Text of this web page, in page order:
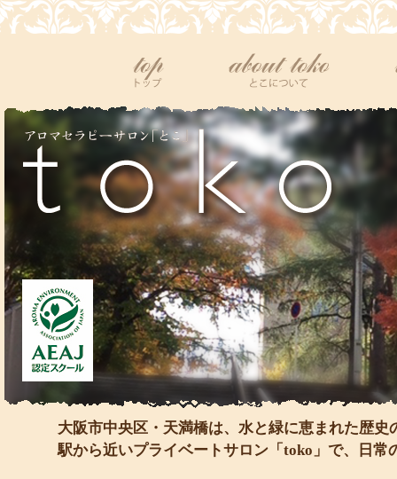
大阪市中央区・天満橋は、水と緑に恵まれた歴史
駅から近いプライベートサロン「toko」で、日常